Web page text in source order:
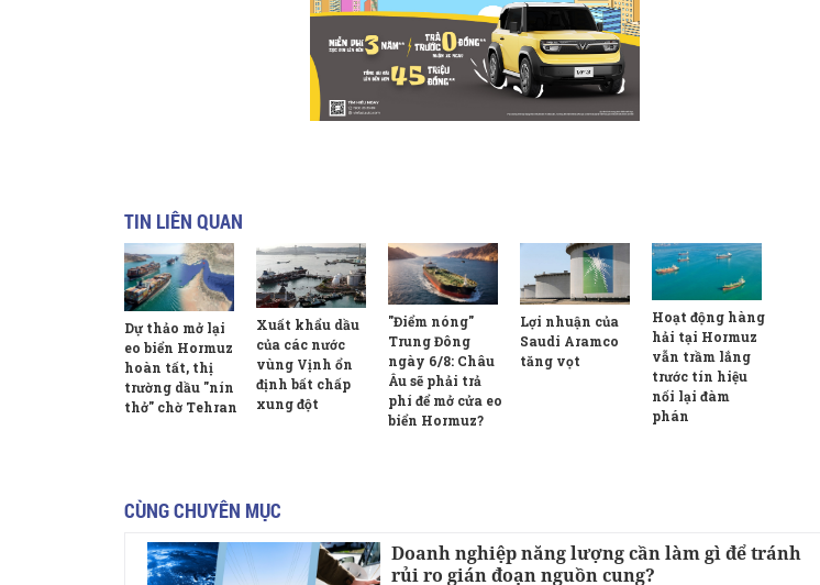
TIN LIÊN QUAN
Dự thảo mở lại
eo biển Hormuz
hoàn tất, thị
trường dầu "nín
thở" chờ Tehran
Xuất khẩu dầu
của các nước
vùng Vịnh ổn
định bất chấp
xung đột
"Điểm nóng"
Trung Đông
ngày 6/8: Châu
Âu sẽ phải trả
phí để mở cửa eo
biển Hormuz?
Lợi nhuận của
Saudi Aramco
tăng vọt
Hoạt động hàng
hải tại Hormuz
vẫn trầm lắng
trước tín hiệu
nối lại đàm
phán
CÙNG CHUYÊN MỤC
Doanh nghiệp năng lượng cần làm gì để tránh
rủi ro gián đoạn nguồn cung?